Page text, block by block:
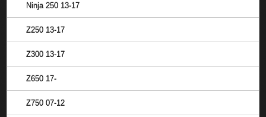
Ninja 250 13-17
Z250 13-17
Z300 13-17
Z650 17-
Z750 07-12